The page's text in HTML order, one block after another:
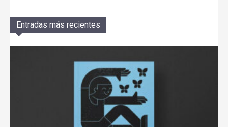
Entradas más recientes